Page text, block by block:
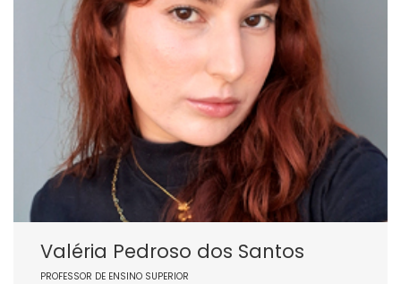
Valéria Pedroso dos Santos
PROFESSOR DE ENSINO SUPERIOR